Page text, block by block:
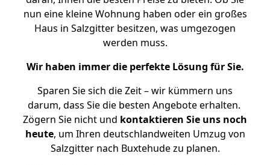
nun eine kleine Wohnung haben oder ein großes
Haus in Salzgitter besitzen, was umgezogen
werden muss.
Wir haben immer die perfekte Lösung für Sie.
Sparen Sie sich die Zeit – wir kümmern uns
darum, dass Sie die besten Angebote erhalten.
Zögern Sie nicht und kontaktieren Sie uns noch
heute, um Ihren deutschlandweiten Umzug von
Salzgitter nach Buxtehude zu planen.